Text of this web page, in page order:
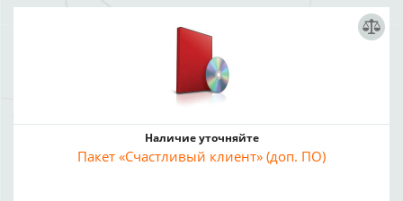
Наличие уточняйте
Пакет «Счастливый клиент» (доп. ПО)